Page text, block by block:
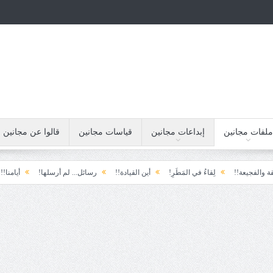
ملفات مجانين إبداعات مجانين قياسات مجانين قالوا عن مجانين
لِقاءُ في المَطَرِ! أين القيادة!! رسائل... لم أرسلها! أيامنا!! خيبة